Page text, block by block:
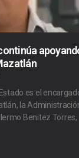
es el
la
Benitez Torres,